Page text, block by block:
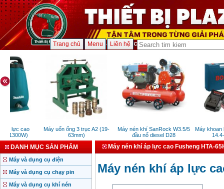
Trang chủ Menu Liên hệ
lực cao
(1300W)
Máy uốn ống 3 trục A2 (19-
63mm)
Máy nén khí SanRock W3.5/5
đầu nổ diesel D28
Máy khoan
14.4-
DANH MỤC SẢN PHẨM
Máy và dụng cụ điện
Máy và dụng cụ chạy pin
Máy và dụng cụ khí nén
Máy nén khí áp lực cao Fusheng HTA-
Máy nén khí áp lực